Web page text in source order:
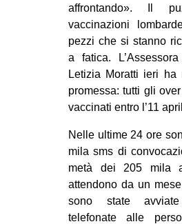
ms
affrontando». Il
vaccinazioni
pezzi che si stanno
a fatica.
Letizia Moratti ieri ha
promessa: tutti gli
vaccinati entro l’11
Nelle ultime 24 ore
mila sms di
metà dei 205 mila
attendono da un
sono state
telefonate alle